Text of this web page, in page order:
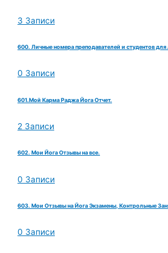
3 Записи
600. Личные номера преподавателей и студентов для
0 Записи
601.Мой Карма Раджа Йога Отчет.
2 Записи
602. Мои Йога Отзывы на все.
0 Записи
603. Мои Отзывы на Йога Экзамены, Контрольные
0 Записи